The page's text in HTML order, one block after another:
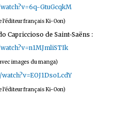
GtuGcqkM
l'éditeur français Ki-Oon)
Capriccioso de Saint-Saëns :
images du manga)
l'éditeur français Ki-Oon)